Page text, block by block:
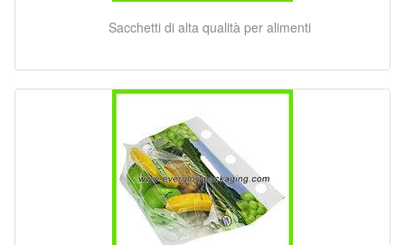
Sacchetti di alta qualità per alimenti